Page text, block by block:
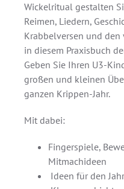
Wickelritual gestalten
Reimen, Liedern,
Krabbelversen und
in diesem Praxisbuch
Geben Sie Ihren U3-
großen und kleinen
ganzen Krippen-Jahr.
Mit dabei:
Fingerspiele,
Mitmachideen
Ideen für den